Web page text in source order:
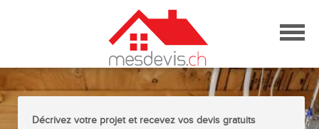
Décrivez votre projet et recevez vos devis gratuits